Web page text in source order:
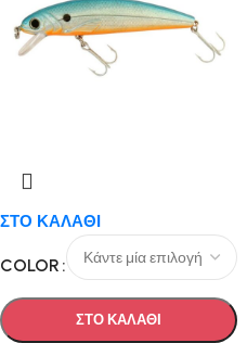
ΣΤΟ ΚΑΛΑΘΙ
COLOR
ΣΤΟ ΚΑΛΑΘΙ